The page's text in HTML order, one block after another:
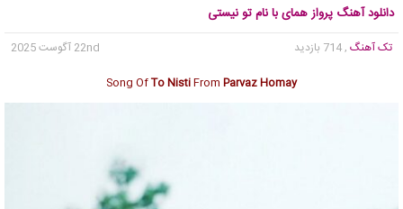
دانلود آهنگ پرواز همای با نام تو نیستی
تک آهنگ , 714 بازدید
22nd آگوست 2025
Song OfTo NistiFrom Parvaz Homay